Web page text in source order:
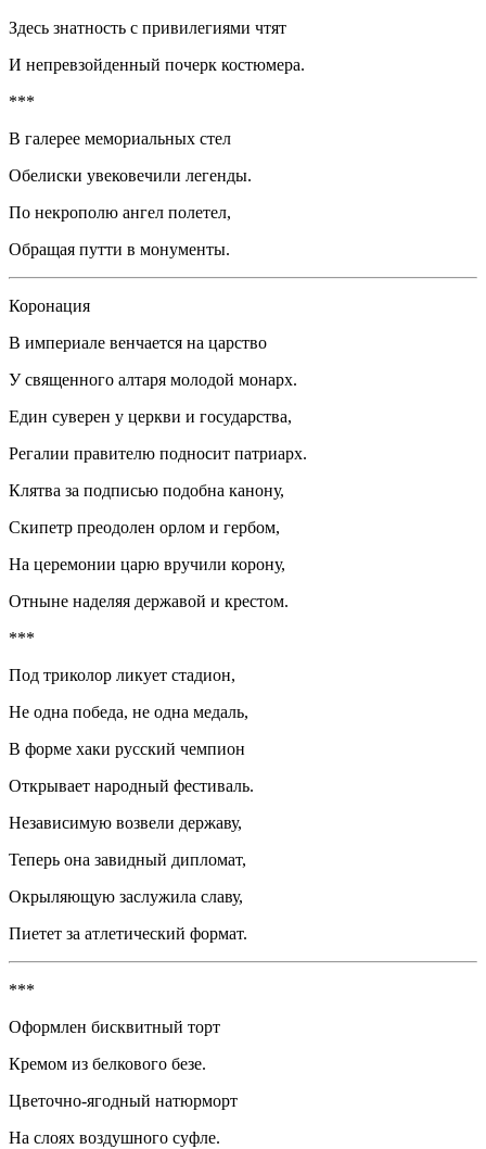
Здесь знатность с привилегиями чтят
И непревзойденный почерк костюмера.
***
В галерее мемориальных стел
Обелиски увековечили легенды.
По некрополю ангел полетел,
Обращая путти в монументы.
Коронация
В империале венчается на царство
У священного алтаря молодой монарх.
Един суверен у церкви и государства,
Регалии правителю подносит патриарх.
Клятва за подписью подобна канону,
Скипетр преодолен орлом и гербом,
На церемонии царю вручили корону,
Отныне наделяя державой и крестом.
***
Под триколор ликует стадион,
Не одна победа, не одна медаль,
В форме хаки русский чемпион
Открывает народный фестиваль.
Независимую возвели державу,
Теперь она завидный дипломат,
Окрыляющую заслужила славу,
Пиетет за атлетический формат.
***
Оформлен бисквитный торт
Кремом из белкового безе.
Цветочно-ягодный натюрморт
На слоях воздушного суфле.